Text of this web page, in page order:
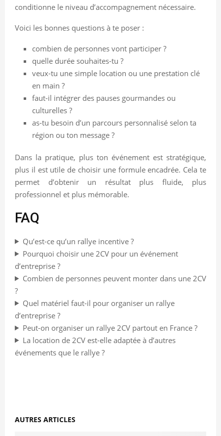
conditionne le niveau d’accompagnement nécessaire.
Voici les bonnes questions à te poser :
combien de personnes vont participer ?
quelle durée souhaites-tu ?
veux-tu une simple location ou une prestation clé
en main ?
faut-il intégrer des pauses gourmandes ou
culturelles ?
as-tu besoin d’un parcours personnalisé selon ta
région ou ton message ?
Dans la pratique, plus ton événement est stratégique,
plus il est utile de choisir une formule encadrée. Cela te
permet d’obtenir un résultat plus fluide, plus
professionnel et plus mémorable.
FAQ
Qu’est-ce qu’un rallye incentive ?
Pourquoi choisir une 2CV pour un événement
d’entreprise ?
Combien de personnes peuvent monter dans une 2CV
?
Quel matériel faut-il pour organiser un rallye
d’entreprise ?
Peut-on organiser un rallye 2CV partout en France ?
La location de 2CV est-elle adaptée à d’autres
événements que le rallye ?
AUTRES ARTICLES